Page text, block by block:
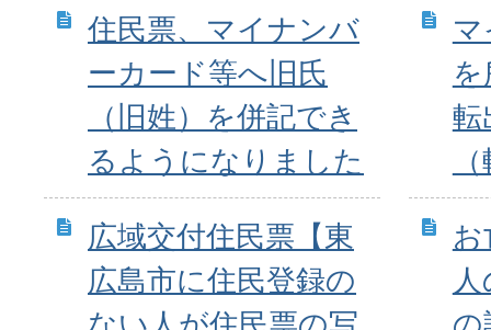
住民票、マイナンバ
ーカード等へ旧氏
（旧姓）を併記でき
るようになりました
転
広域交付住民票【東
広島市に住民登録の